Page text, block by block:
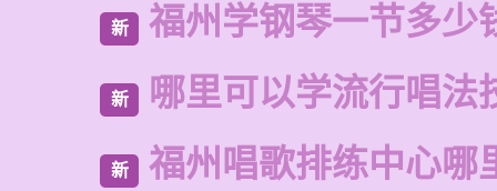
新 福州学钢琴一节多少
新 哪里可以学流行唱法
新 福州唱歌排练中心哪